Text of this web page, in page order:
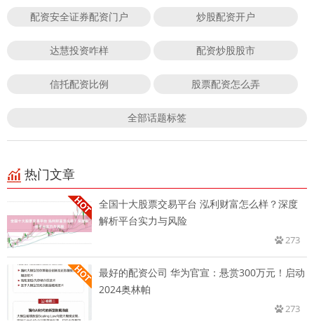
配资安全证券配资门户 炒股配资开户
达慧投资咋样 配资炒股股市
信托配资比例 股票配资怎么弄
全部话题标签
热门文章
全国十大股票交易平台 泓利财富怎么样？深度
解析平台实力与风险
273
最好的配资公司 华为官宣：悬赏300万元！启动
2024奥林帕
273